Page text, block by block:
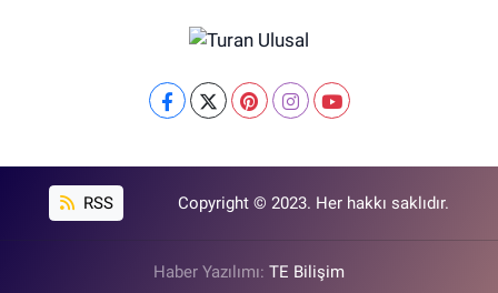
RSS Copyright © 2023. Her hakkı saklıdır.
Haber Yazılımı: TE Bilişim